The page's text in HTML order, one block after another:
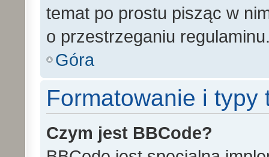
temat po prostu pisząc w
o przestrzeganiu
Góra
Formatowanie i typy
Czym jest BBCode?